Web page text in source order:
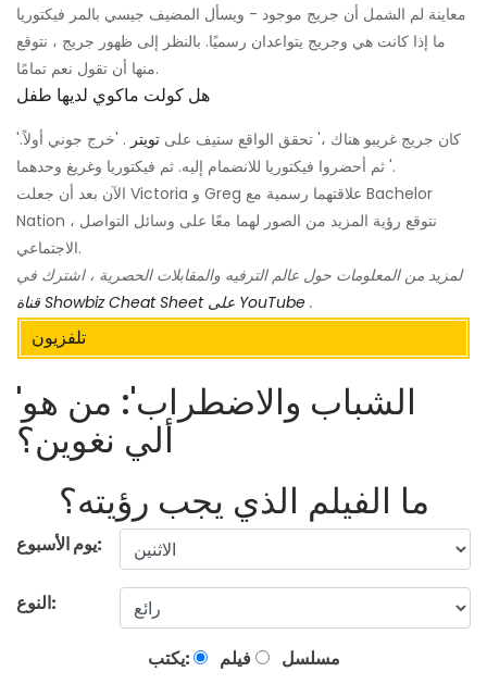
معاينة لم الشمل أن جريج موجود - ويسأل المضيف جيسي بالمر فيكتوريا
ما إذا كانت هي وجريج يتواعدان رسميًا. بالنظر إلى ظهور جريج ، نتوقع
منها أن تقول نعم تمامًا.
هل كولت ماكوي لديها طفل
'كان جريج غريبو هناك ،' تحقق الواقع ستيف على تويتر . 'خرج جوني أولاً.
ثم أحضروا فيكتوريا للانضمام إليه. ثم فيكتوريا وغريغ وحدهما '.
الآن بعد أن جعلت Victoria و Greg علاقتهما رسمية مع Bachelor
Nation ، نتوقع رؤية المزيد من الصور لهما معًا على وسائل التواصل
الاجتماعي.
لمزيد من المعلومات حول عالم الترفيه والمقابلات الحصرية ، اشترك في
قناة Showbiz Cheat Sheet على YouTube .
تلفزيون
'الشباب والاضطراب': من هو
ألي نغوين؟
ما الفيلم الذي يجب رؤيته؟
يوم الأسبوع:
النوع:
يكتب: فيلم مسلسل